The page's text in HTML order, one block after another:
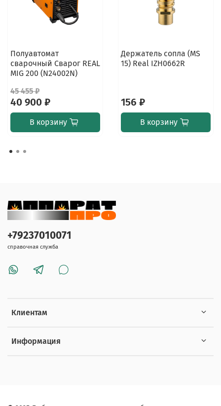
Полуавтомат
сварочный Сварог REAL
MIG 200 (N24002N)
45 455 ₽
40 900 ₽
В корзину
Держатель сопла (MS
15) Real IZH0662R
156 ₽
В корзину
Клиентам
Информация
+79237010071
справочная служба